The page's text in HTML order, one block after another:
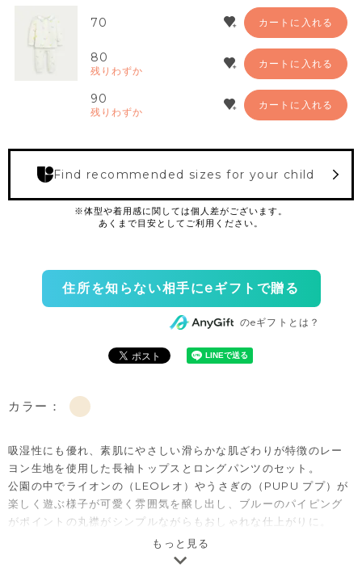
70 カートに入れる
80
残りわずか
カートに入れる
90
残りわずか
カートに入れる
Find recommended sizes for your child
住所を知らない相手にeギフトで贈る
のeギフトとは？
カラー：
吸湿性にも優れ、素肌にやさしい滑らかな肌ざわりが特徴のレー
ヨン生地を使用した長袖トップスとロングパンツのセット。
公園の中でライオンの（LEOレオ）やうさぎの（PUPU ププ）が
楽しく遊ぶ様子が可愛く雰囲気を醸し出し、ブルーのパイピング
がポイントの丸襟がシンプルながらもおしゃれな仕上がりに。
ボトムスのヒップ部分オムツなども考慮したゆとりある設計、大
事なお子さまの着心地とスナップボタンで脱着のしやすさを重視
もっと見る